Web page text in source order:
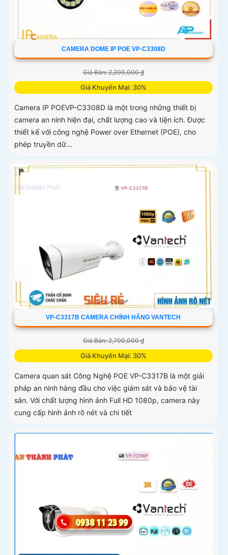
CAMERA DOME IP POE VP-C3308D
Giá Bán: 2,200,000 ₫
Giá Khuyến Mại: 30%
Camera IP POEVP-C3308D là một trong những thiết bị
camera an ninh hiện đại, chất lượng cao và tiện ích. Được
thiết kế với công nghệ Power over Ethernet (POE), cho
phép truyền dữ...
VP-C3317B CAMERA CHÍNH HÃNG VANTECH
Giá Bán: 2,700,000 ₫
Giá Khuyến Mại: 30%
Camera quan sát Công Nghệ POE VP-C3317B là một giải
pháp an ninh hàng đầu cho việc giám sát và bảo vệ tài
sản. Với chất lượng hình ảnh Full HD 1080p, camera này
cung cấp hình ảnh rõ nét và chi tiết